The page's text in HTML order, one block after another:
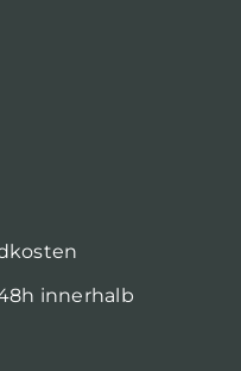
innerhalb